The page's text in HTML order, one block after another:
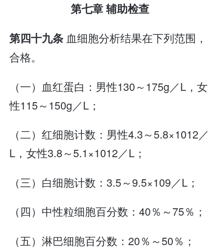
第七章 辅助检查
第四十九条血细胞分析结果在下列范围，
合格。
（一）血红蛋白：男性130～175g／L，女
性115～150g／L；
（二）红细胞计数：男性4.3～5.8×1012／
L，女性3.8～5.1×1012／L；
（三）白细胞计数：3.5～9.5×109／L；
（四）中性粒细胞百分数：40％～75％；
（五）淋巴细胞百分数：20％～50％；